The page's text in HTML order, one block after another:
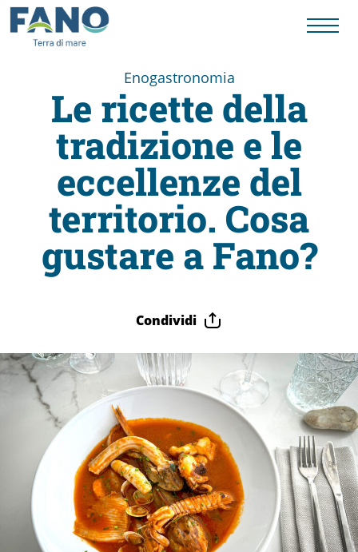
Fano
Visit
Card
Cose
fare
Percorsi
storici
Enogastronomia
Enogastronomia
Le ricette della
tradizione e le
eccellenze del
territorio. Cosa
gustare a Fano?
Condividi